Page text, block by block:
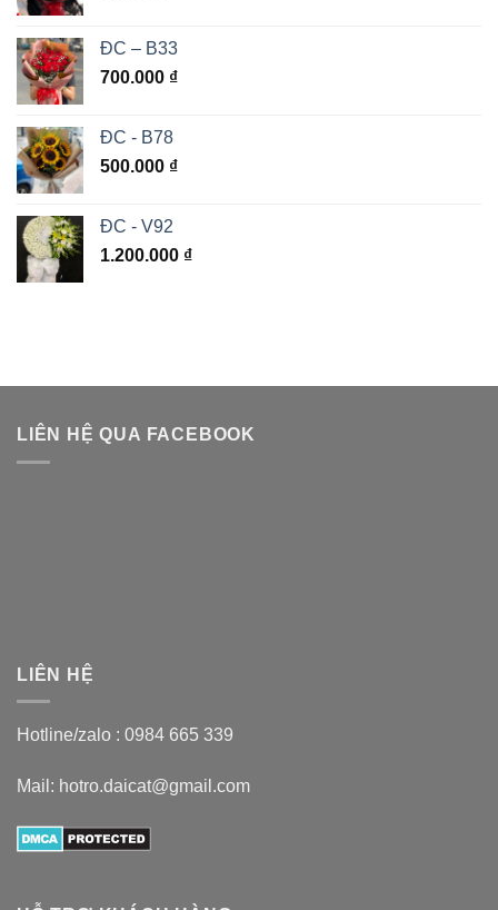
ĐC – B33
700.000 ₫
ĐC - B78
500.000 ₫
ĐC - V92
1.200.000 ₫
LIÊN HỆ QUA FACEBOOK
LIÊN HỆ
Hotline/zalo : 0984 665 339
Mail: hotro.daicat@gmail.com